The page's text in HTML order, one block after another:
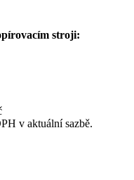
stroji:
v aktuální sazbě.